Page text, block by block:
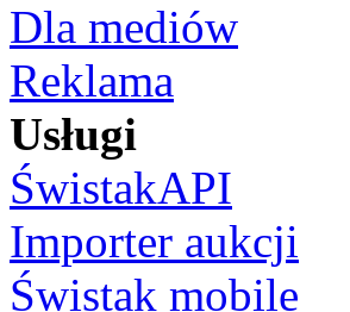
Dla mediów
Reklama
Usługi
ŚwistakAPI
Importer aukcji
Świstak mobile